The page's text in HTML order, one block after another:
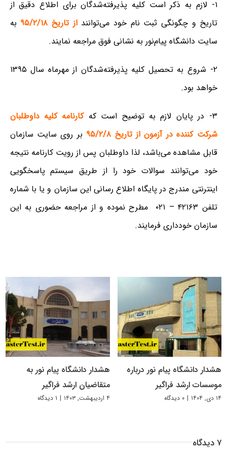
۱- لازم به ذکر است کلیه پذیرفته‌شدگان برای اطلاع دقیق از
تاریخ و چگونگی ثبت نام خود می‌توانند از تاریخ ۹۵/۲/۱۸
به
سایت دانشگاه پیام‌نور به نشانی فوق مراجعه نمایند.
۲- شروع به تحصیل کلیه پذیرفته‌شدگان از مهرماه سال ۱۳۹۵
خواهد بود.
۳- در پایان لازم به توضیح است که
کارنامه کلیه داوطلبان
شرکت کننده در آزمون از تاریخ ۹۵/۲/۸
بر روی سایت سازمان
قابل مشاهده می‌باشد‌، لذا داوطلبان پس از رویت کارنامه نتیجه
خود می‌توانند سوالات خود را از طریق سیستم پاسخگویی
اینترنتی مندرج در پایگاه اطلاع رسانی این سازمان و یا با شماره
تلفن ۴۲۱۶۳ – ۰۲۱ مطرح نموده و از مراجعه حضوری به این
سازمان خودداری فرمایند.
هشدار دانشگاه پیام نور درباره
موسسات ارشد فراگیر
۱۴ دی, ۱۴۰۴ | ۰ دیدگاه
هشدار دانشگاه پیام نور به
متقاضیان ارشد فراگیر
۴ اردیبهشت, ۱۴۰۳ | ۱ دیدگاه
۷ دیدگاه